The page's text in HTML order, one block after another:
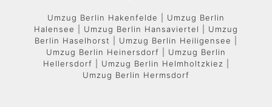
Umzug Berlin Hakenfelde | Umzug Berlin
Halensee | Umzug Berlin Hansaviertel | Umzug
Berlin Haselhorst | Umzug Berlin Heiligensee |
Umzug Berlin Heinersdorf | Umzug Berlin
Hellersdorf | Umzug Berlin Helmholtzkiez |
Umzug Berlin Hermsdorf